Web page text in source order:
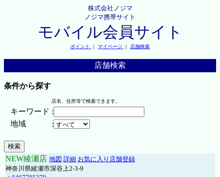
株式会社ノジマ
ノジマ携帯サイト
モバイル会員サイト
ポイント ｜ マイページ ｜ 店舗検索
店舗検索
条件から探す
店名、住所等で検索できます。
キーワード :
地域
:
NEW綾瀬店 地図 詳細 お気に入り店舗登録
神奈川県綾瀬市深谷上2-3-9